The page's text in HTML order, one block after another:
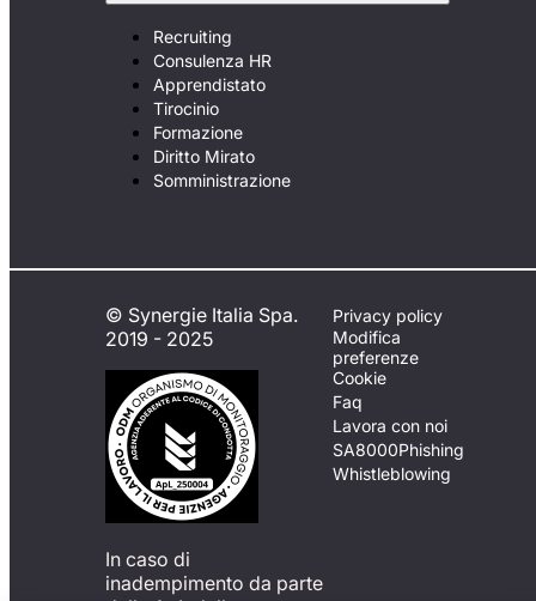
Recruiting
Consulenza HR
Apprendistato
Tirocinio
Formazione
Diritto Mirato
Somministrazione
© Synergie Italia Spa.
2019 - 2025
In caso di
inadempimento da parte
Privacy policy
Modifica
preferenze
Cookie
Faq
Lavora con noi
SA8000Phishing
Whistleblowing